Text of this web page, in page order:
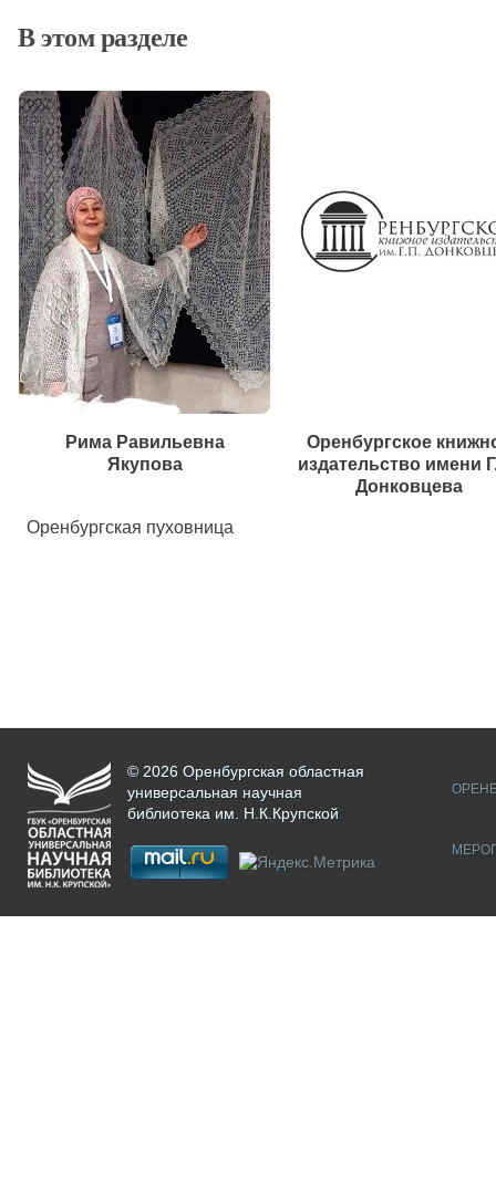
В этом разделе
Рима Равильевна
Якупова
Оренбургская пуховница
Оренбургское
издательство имени
Донковцева
© 2026 Оренбургская областная
универсальная научная
библиотека им. Н.К.Крупской